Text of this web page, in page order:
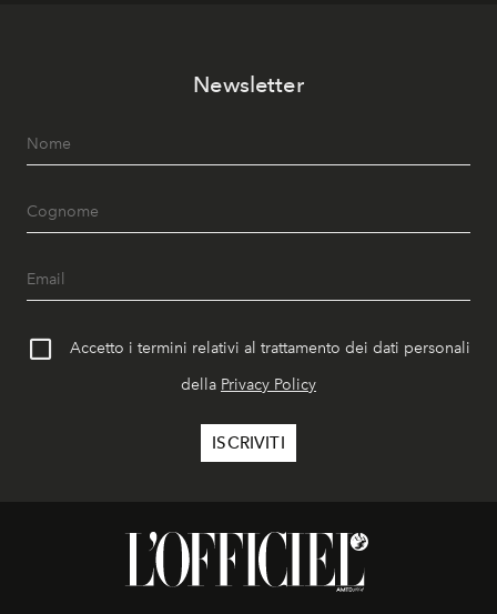
Newsletter
Accetto i termini relativi al trattamento dei dati personali
della Privacy Policy